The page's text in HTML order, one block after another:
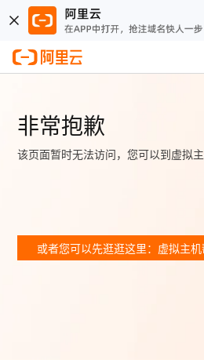
非常抱歉
该页面暂时无法访问，您可以到虚拟
或者您可以先逛逛这里：虚拟主